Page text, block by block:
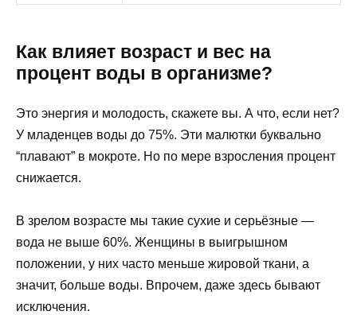
Как влияет возраст и вес на
процент воды в организме?
Это энергия и молодость, скажете вы. А что, если нет?
У младенцев воды до 75%. Эти малютки буквально
“плавают” в мокроте. Но по мере взросления процент
снижается.
В зрелом возрасте мы такие сухие и серьёзные —
вода не выше 60%. Женщины в выигрышном
положении, у них часто меньше жировой ткани, а
значит, больше воды. Впрочем, даже здесь бывают
исключения.